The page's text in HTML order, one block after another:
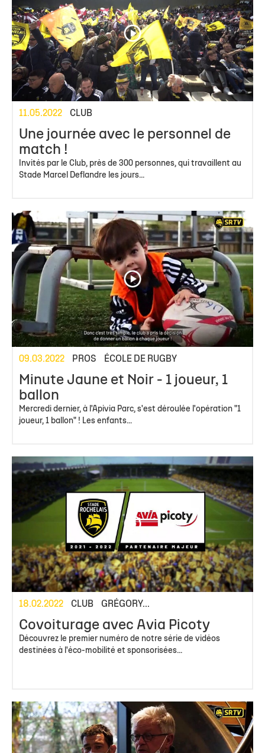
11.05.2022 CLUB
Une journée avec le personnel de
match !
Invités par le Club, près de 300 personnes, qui travaillent au
Stade Marcel Deflandre les jours...
09.03.2022 PROS ÉCOLE DE RUGBY
Minute Jaune et Noir - 1 joueur, 1
ballon
Mercredi dernier, à l'Apivia Parc, s'est déroulée l'opération "1
joueur, 1 ballon" ! Les enfants...
18.02.2022 CLUB GRÉGORY...
Covoiturage avec Avia Picoty
Découvrez le premier numéro de notre série de vidéos
destinées à l'éco-mobilité et sponsorisées...